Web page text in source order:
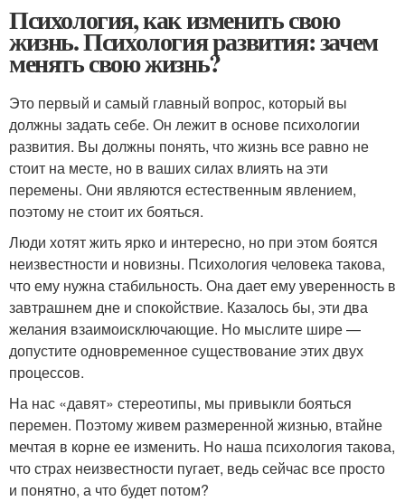
Психология, как изменить свою
жизнь. Психология развития: зачем
менять свою жизнь?
Это первый и самый главный вопрос, который вы
должны задать себе. Он лежит в основе психологии
развития. Вы должны понять, что жизнь все равно не
стоит на месте, но в ваших силах влиять на эти
перемены. Они являются естественным явлением,
поэтому не стоит их бояться.
Люди хотят жить ярко и интересно, но при этом боятся
неизвестности и новизны. Психология человека такова,
что ему нужна стабильность. Она дает ему уверенность в
завтрашнем дне и спокойствие. Казалось бы, эти два
желания взаимоисключающие. Но мыслите шире —
допустите одновременное существование этих двух
процессов.
На нас «давят» стереотипы, мы привыкли бояться
перемен. Поэтому живем размеренной жизнью, втайне
мечтая в корне ее изменить. Но наша психология такова,
что страх неизвестности пугает, ведь сейчас все просто
и понятно, а что будет потом?